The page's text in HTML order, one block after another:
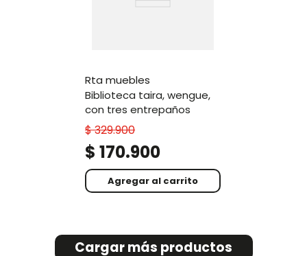
rta muebles
biblioteca taira, wengue,
con tres entrepaños
$329.900
$ 170.900
Agregar al carrito